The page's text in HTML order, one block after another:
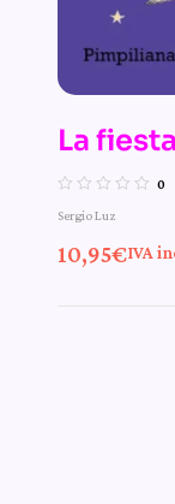
La
n.º 13
0
Sergio Luz
10,95€IVA